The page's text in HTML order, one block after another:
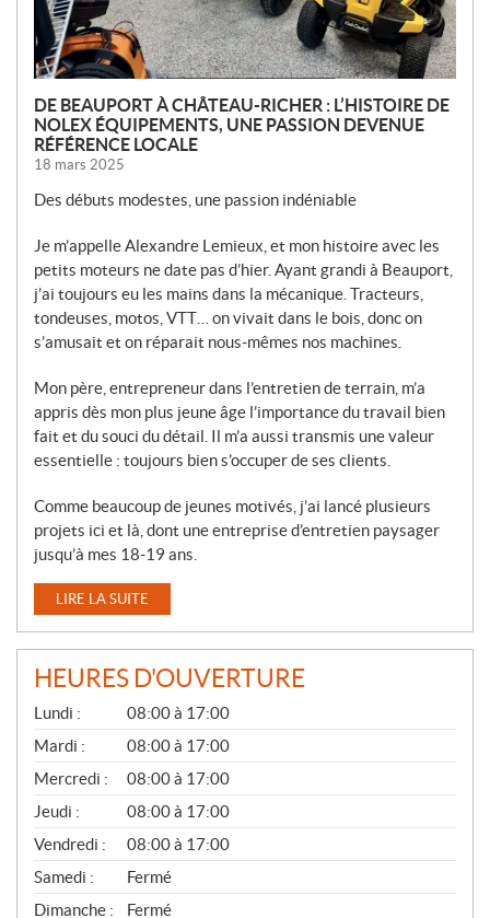
DE BEAUPORT À CHÂTEAU-RICHER : L’HISTOIRE DE
NOLEX ÉQUIPEMENTS, UNE PASSION DEVENUE
RÉFÉRENCE LOCALE
18 mars 2025
Des débuts modestes, une passion indéniable
Je m’appelle Alexandre Lemieux, et mon histoire avec les
petits moteurs ne date pas d’hier. Ayant grandi à Beauport,
j’ai toujours eu les mains dans la mécanique. Tracteurs,
tondeuses, motos, VTT… on vivait dans le bois, donc on
s’amusait et on réparait nous-mêmes nos machines.
Mon père, entrepreneur dans l’entretien de terrain, m’a
appris dès mon plus jeune âge l’importance du travail bien
fait et du souci du détail. Il m’a aussi transmis une valeur
essentielle : toujours bien s’occuper de ses clients.
Comme beaucoup de jeunes motivés, j’ai lancé plusieurs
projets ici et là, dont une entreprise d’entretien paysager
jusqu’à mes 18-19 ans.
LIRE LA SUITE
HEURES D'OUVERTURE
G
É
N
É
R
A
L
Lundi :
08:00 à 17:00
Mardi :
08:00 à 17:00
Mercredi :
08:00 à 17:00
Jeudi :
08:00 à 17:00
Vendredi :
08:00 à 17:00
Samedi :
Fermé
Dimanche :
Fermé